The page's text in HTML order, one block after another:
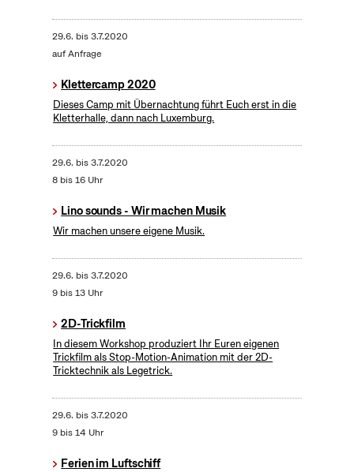
29.6. bis3.7.2020
auf Anfrage
Klettercamp 2020
Dieses Camp mit Übernachtung führt Euch erst in die
Kletterhalle, dann nach Luxemburg.
29.6. bis3.7.2020
8 bis 16 Uhr
Lino sounds - Wir machen Musik
Wir machen unsere eigene Musik.
29.6. bis3.7.2020
9 bis 13 Uhr
2D-Trickfilm
In diesem Workshop produziert Ihr Euren eigenen
Trickfilm als Stop-Motion-Animation mit der 2D-
Tricktechnik als Legetrick.
29.6. bis3.7.2020
9 bis 14 Uhr
Ferien im Luftschiff